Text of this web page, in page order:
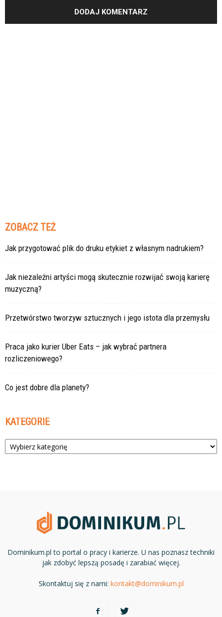
ZOBACZ TEŻ
Jak przygotować plik do druku etykiet z własnym nadrukiem?
Jak niezależni artyści mogą skutecznie rozwijać swoją karierę
muzyczną?
Przetwórstwo tworzyw sztucznych i jego istota dla przemysłu
Praca jako kurier Uber Eats – jak wybrać partnera
rozliczeniowego?
Co jest dobre dla planety?
KATEGORIE
Kategorie
Dominikum.pl to portal o pracy i karierze. U nas poznasz techniki
jak zdobyć lepszą posadę i zarabiać więcej.
Skontaktuj się z nami: kontakt@dominikum.pl